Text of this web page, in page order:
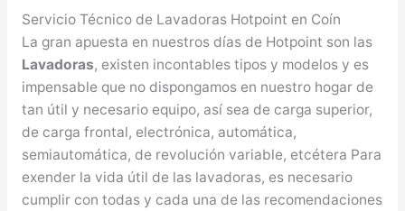
Servicio Técnico de Lavadoras Hotpoint en Coín
La gran apuesta en nuestros días de Hotpoint son las
Lavadoras, existen incontables tipos y modelos y es
impensable que no dispongamos en nuestro hogar de
tan útil y necesario equipo, así sea de carga superior,
de carga frontal, electrónica, automática,
semiautomática, de revolución variable, etcétera Para
exender la vida útil de las lavadoras, es necesario
cumplir con todas y cada una de las recomendaciones